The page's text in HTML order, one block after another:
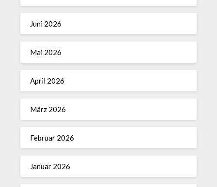
Juni 2026
Mai 2026
April 2026
März 2026
Februar 2026
Januar 2026